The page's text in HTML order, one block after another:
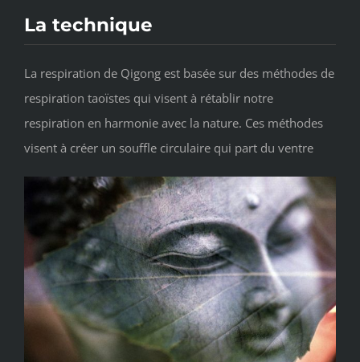
La technique
La respiration de Qigong est basée sur des méthodes de
respiration taoïstes qui visent à rétablir notre
respiration en harmonie avec la nature. Ces méthodes
visent à créer un souffle circulaire qui part du ventre